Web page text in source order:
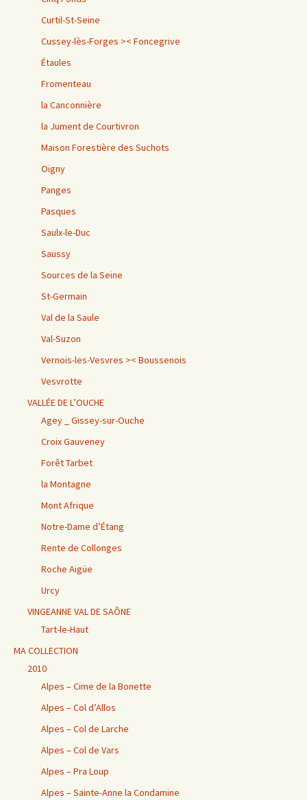
Curtil-St-Seine
Cussey-lès-Forges >< Foncegrive
Étaules
Fromenteau
la Canconnière
la Jument de Courtivron
Maison Forestière des Suchots
Oigny
Panges
Pasques
Saulx-le-Duc
Saussy
Sources de la Seine
St-Germain
Val de la Saule
Val-Suzon
Vernois-les-Vesvres >< Boussenois
Vesvrotte
VALLÉE DE L’OUCHE
Agey _ Gissey-sur-Ouche
Croix Gauveney
Forêt Tarbet
la Montagne
Mont Afrique
Notre-Dame d’Étang
Rente de Collonges
Roche Aigüe
Urcy
VINGEANNE VAL DE SAÔNE
Tart-le-Haut
MA COLLECTION
2010
Alpes – Cime de la Bonette
Alpes – Col d’Allos
Alpes – Col de Larche
Alpes – Col de Vars
Alpes – Pra Loup
Alpes – Sainte-Anne la Condamine